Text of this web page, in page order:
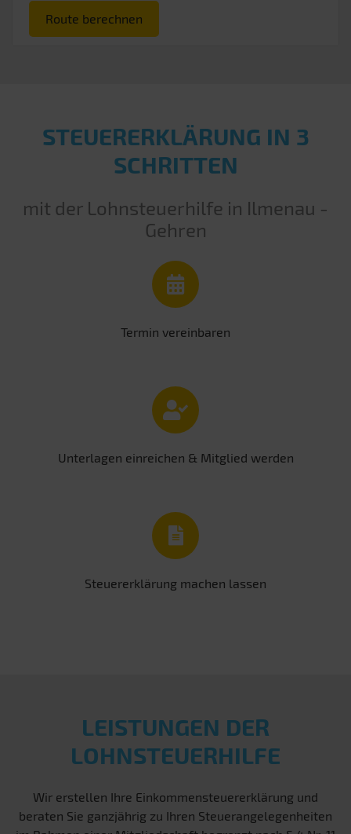
Route berechnen
STEUERERKLÄRUNG IN 3
SCHRITTEN
mit der Lohnsteuerhilfe in Ilmenau -
Gehren
Termin vereinbaren
Unterlagen einreichen & Mitglied werden
Steuererklärung machen lassen
LEISTUNGEN DER
LOHNSTEUERHILFE
Wir erstellen Ihre Einkommensteuererklärung und
beraten Sie ganzjährig zu Ihren Steuerangelegenheiten